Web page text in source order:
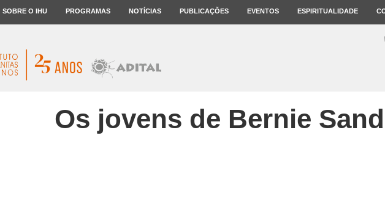
SOBRE O IHU PROGRAMAS NOTÍCIAS PUBLICAÇÕES EVENTOS ESPIRITUALIDADE
Os jovens de Bernie